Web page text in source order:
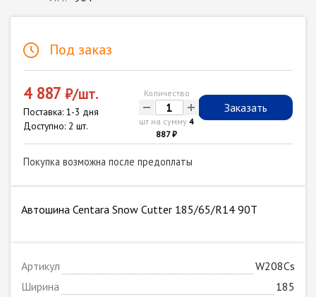
Под заказ
4 887 ₽/шт.
Поставка: 1-3 дня
Доступно: 2 шт.
Количество
- +
шт на сумму4
887 ₽
Заказать
Покупка возможна после предоплаты
Автошина Centara Snow Cutter 185/65/R14 90T
Артикул
W208Cs
Ширина
185